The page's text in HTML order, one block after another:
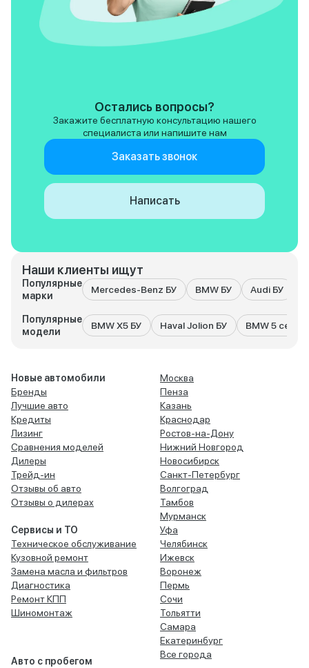
Остались вопросы?
Закажите бесплатную консультацию нашего
специалиста или напишите нам
Заказать звонок
Написать
Наши клиенты ищут
Популярные
марки
Mercedes-Benz БУ BMW БУ Audi БУ
Популярные
модели
BMW X5 БУ Haval Jolion БУ BMW 5 серия
Новые автомобили
Бренды
Лучшие авто
Кредиты
Лизинг
Сравнения моделей
Дилеры
Трейд-ин
Отзывы об авто
Отзывы о дилерах
Сервисы и ТО
Техническое обслуживание
Кузовной ремонт
Замена масла и фильтров
Диагностика
Ремонт КПП
Шиномонтаж
Авто с пробегом
Москва
Пенза
Казань
Краснодар
Ростов-на-Дону
Нижний Новгород
Новосибирск
Санкт-Петербург
Волгоград
Тамбов
Мурманск
Уфа
Челябинск
Ижевск
Воронеж
Пермь
Сочи
Тольятти
Самара
Екатеринбург
Все города